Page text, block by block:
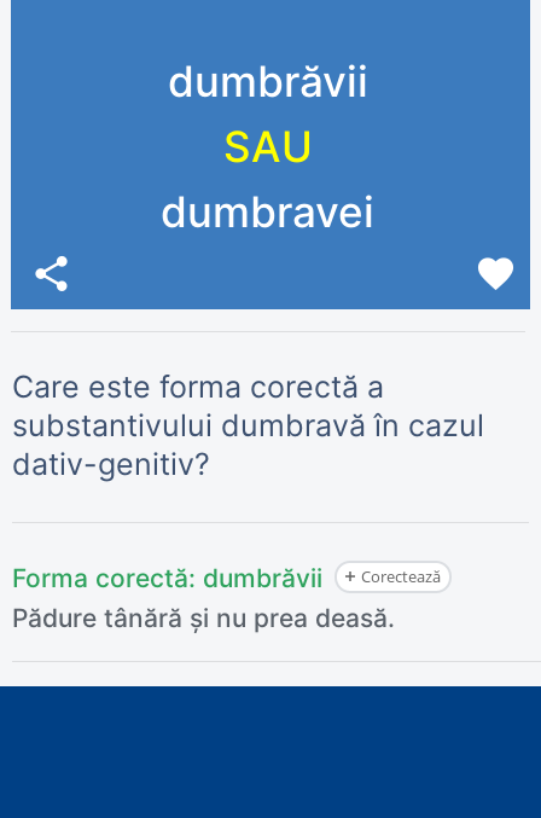
dumbrăvii
SAU
dumbravei
share favorite
Care este forma corectă a
substantivului dumbravă în cazul
dativ-genitiv?
Forma corectă: dumbrăvii Corectează
Pădure tânără și nu prea deasă.